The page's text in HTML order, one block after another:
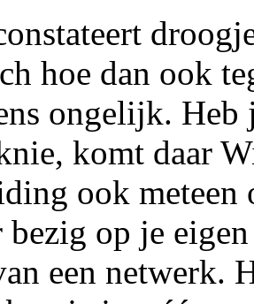
hoe dan ook
ongelijk.
komt daar
ook meteen
op je
een netwerk.